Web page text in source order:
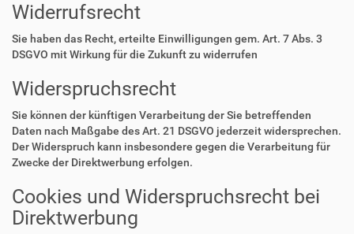
Widerrufsrecht
Sie haben das Recht, erteilte Einwilligungen gem. Art. 7 Abs. 3
DSGVO mit Wirkung für die Zukunft zu widerrufen
Widerspruchsrecht
Sie können der künftigen Verarbeitung der Sie betreffenden
Daten nach Maßgabe des Art. 21 DSGVO jederzeit widersprechen.
Der Widerspruch kann insbesondere gegen die Verarbeitung für
Zwecke der Direktwerbung erfolgen.
Cookies und Widerspruchsrecht bei
Direktwerbung